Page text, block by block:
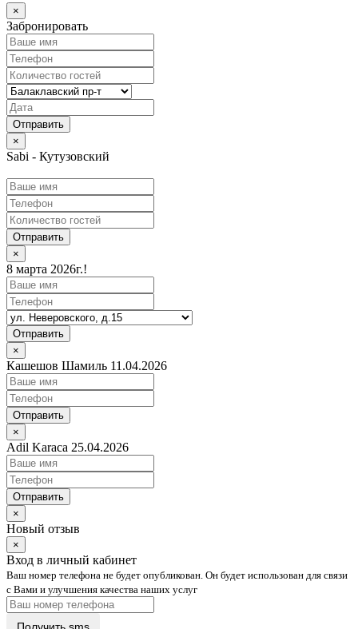
×
Забронировать
×
Sabi - Кутузовский
Отправить
×
8 марта 2026г.!
Отправить
×
Кашешов Шамиль 11.04.2026
Отправить
×
Adil Karaca 25.04.2026
Отправить
×
Новый отзыв
×
Вход в личный кабинет
Ваш номер телефона не будет опубликован. Он будет использован для связи
с Вами и улучшения качества наших услуг